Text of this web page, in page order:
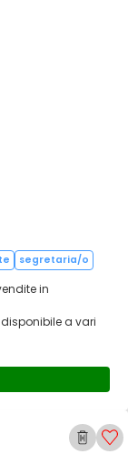
segretaria/o
in
a vari